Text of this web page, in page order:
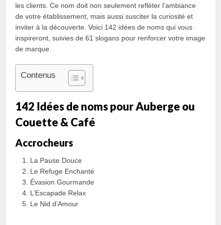
les clients. Ce nom doit non seulement refléter l’ambiance
de votre établissement, mais aussi susciter la curiosité et
inviter à la découverte. Voici 142 idées de noms qui vous
inspireront, suivies de 61 slogans pour renforcer votre image
de marque.
Contenus
142 Idées de noms pour Auberge ou
Couette & Café
Accrocheurs
La Pause Douce
Le Refuge Enchanté
Évasion Gourmande
L’Escapade Relax
Le Nid d’Amour